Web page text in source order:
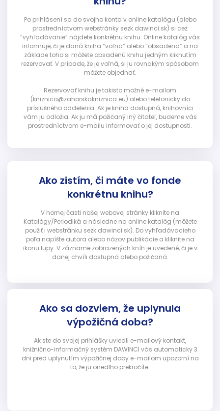
Po prihlásení sa do svojho konta v online katalógu (alebo
prostredníctvom webstránky sezk.dawinci.sk) si cez
“vyhľadávanie” nájdete konkrétnu knihu. Online katalóg vás
informuje, či je daná kniha “voľná” alebo “obsadená” a na
základe toho si môžete obsadenú knihu jedným kliknutím
rezervovať. V prípade, že je voľná, si ju rovnakým spôsobom
môžete objednať.
Rezervovať knihu je takisto možné e-mailom
(kniznica@zahorskakniznica.eu) alebo telefonicky do
príslušného oddelenia. Ak je kniha dostupná, knihovníci
vám ju odložia. Ak ju má požičaný iný čitateľ, budeme vás
prostredníctvom e-mailu informovať o jej dostupnosti.
Ako zistím, či máte vo fonde
konkrétnu knihu?
V hornej časti našej webovej stránky kliknite na
Katalógy/Periodiká a následne na online katalóg (môžete
použiť i webstránku sezk.dawinci.sk). Do vyhľadávacieho
poľa napíšte autora alebo názov publikácie a kliknite na
ikonu lupy. V zázname zobrazených kníh je uvedené, či je v
danej chvíli dostupná alebo požičaná.
Ako sa dozviem, že uplynula
výpožičná doba?
Ak ste do svojej prihlášky uviedli e-mailový kontakt,
knižnično-informačný systém DAWINCI vás automaticky 3
dni pred uplynutím výpožičnej doby e-mailom upozorní na
to, že ju onedlho prekročíte.